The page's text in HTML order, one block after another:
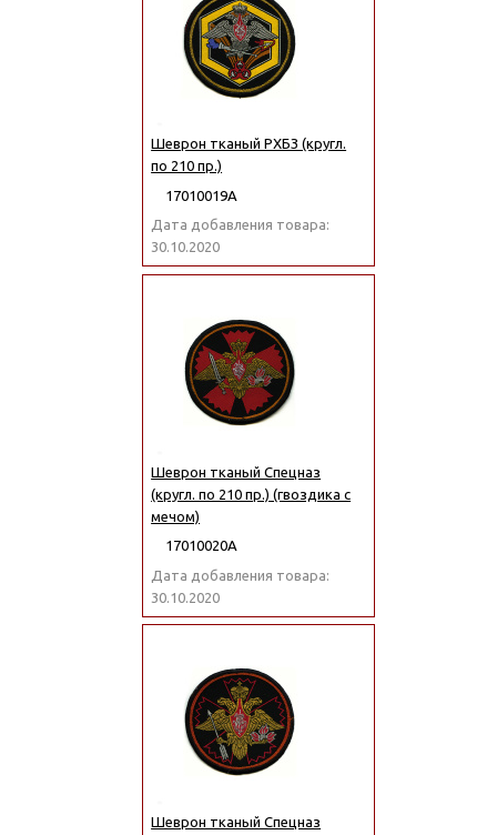
Шеврон тканый РХБЗ (кругл.
по 210 пр.)
17010019А
Дата добавления товара:
30.10.2020
Шеврон тканый Спецназ
(кругл. по 210 пр.) (гвоздика с
мечом)
17010020А
Дата добавления товара:
30.10.2020
Шеврон тканый Спецназ